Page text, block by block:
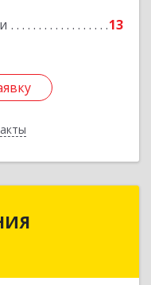
13
р-н, Вичуга